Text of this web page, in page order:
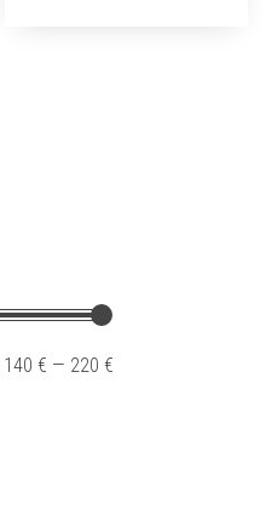
140 € — 220 €